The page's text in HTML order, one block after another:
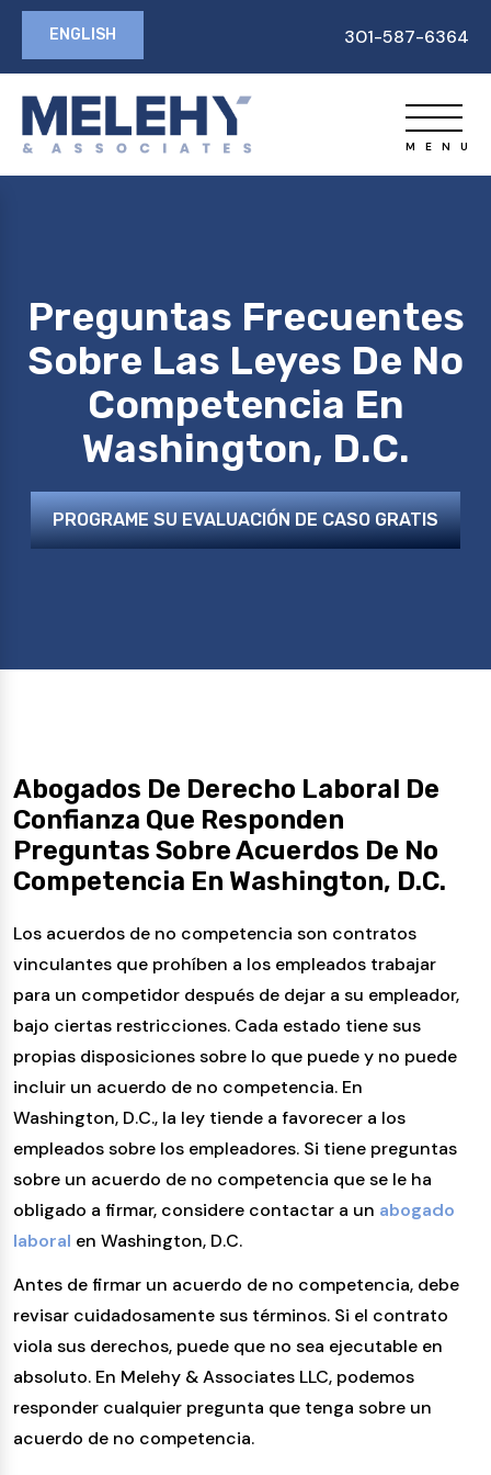
ENGLISH 301-587-6364
Preguntas Frecuentes
Sobre Las Leyes De No
Competencia En
Washington, D.C.
PROGRAME SU EVALUACIÓN DE CASO GRATIS
Abogados De Derecho Laboral De
Confianza Que Responden
Preguntas Sobre Acuerdos De No
Competencia En Washington, D.C.
Los acuerdos de no competencia son contratos
vinculantes que prohíben a los empleados trabajar
para un competidor después de dejar a su empleador,
bajo ciertas restricciones. Cada estado tiene sus
propias disposiciones sobre lo que puede y no puede
incluir un acuerdo de no competencia. En
Washington, D.C., la ley tiende a favorecer a los
empleados sobre los empleadores. Si tiene preguntas
sobre un acuerdo de no competencia que se le ha
obligado a firmar, considere contactar a un abogado
laboral en Washington, D.C.
Antes de firmar un acuerdo de no competencia, debe
revisar cuidadosamente sus términos. Si el contrato
viola sus derechos, puede que no sea ejecutable en
absoluto. En Melehy & Associates LLC, podemos
responder cualquier pregunta que tenga sobre un
acuerdo de no competencia.